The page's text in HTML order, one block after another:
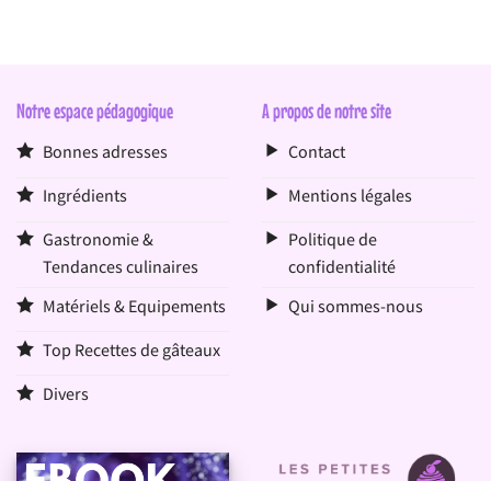
Notre espace pédagogique
Bonnes adresses
Ingrédients
Gastronomie &
Tendances culinaires
Matériels & Equipements
Top Recettes de gâteaux
Divers
A propos de notre site
Contact
Mentions légales
Politique de
confidentialité
Qui sommes-nous